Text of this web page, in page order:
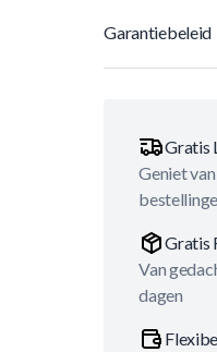
Garantiebeleid
Gratis
Geniet
Gratis
Van
dagen